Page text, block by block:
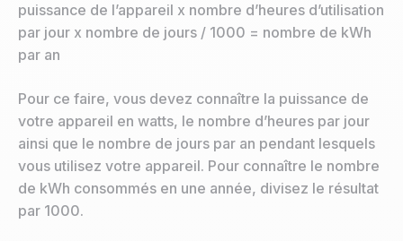
puissance de l’appareil x nombre d’heures d’utilisation
par jour x nombre de jours / 1000 = nombre de kWh
par an
Pour ce faire, vous devez connaître la puissance de
votre appareil en watts, le nombre d’heures par jour
ainsi que le nombre de jours par an pendant lesquels
vous utilisez votre appareil. Pour connaître le nombre
de kWh consommés en une année, divisez le résultat
par 1000.